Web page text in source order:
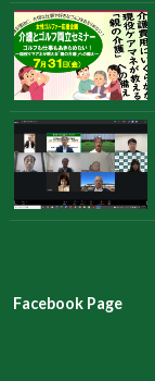
Facebook Page